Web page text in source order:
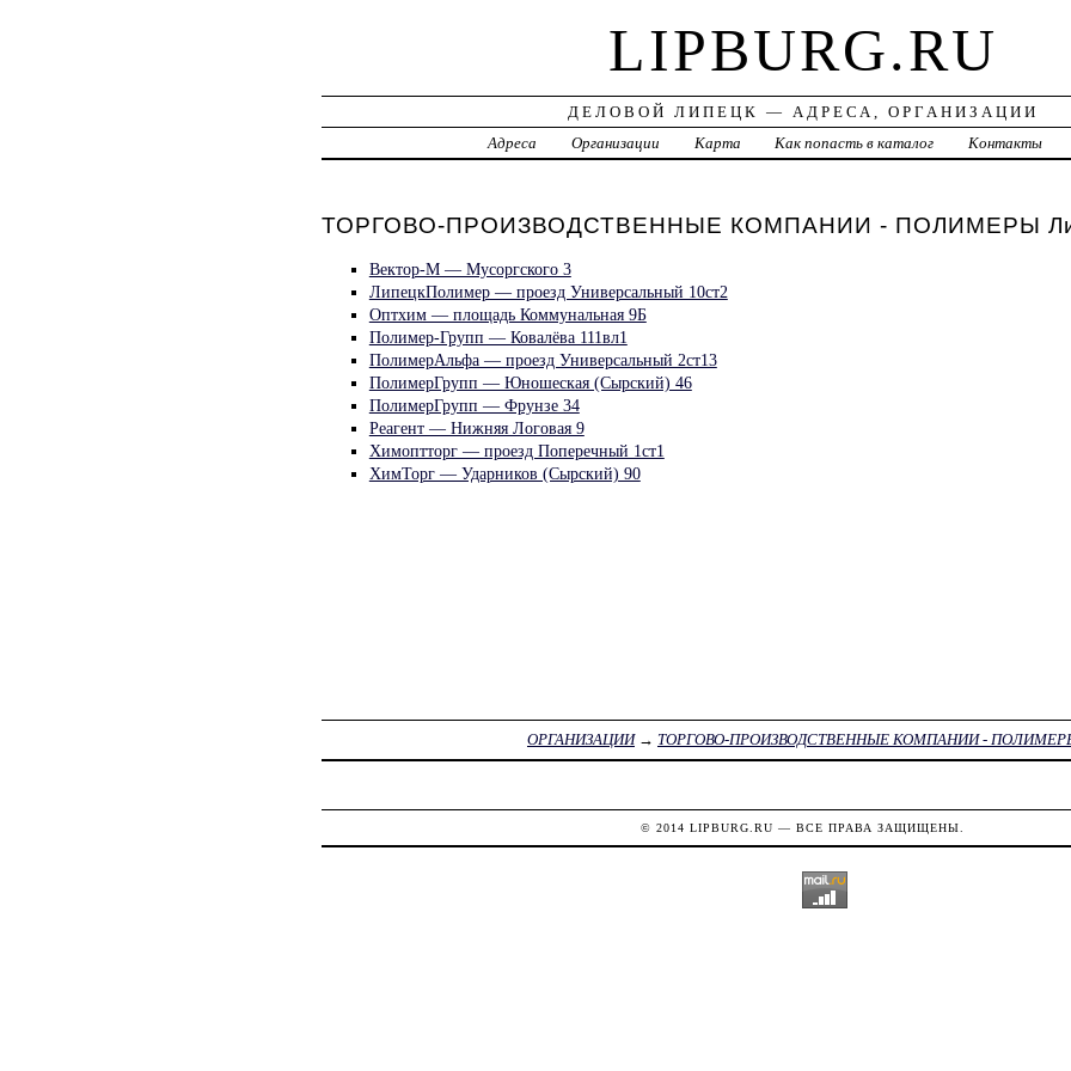
LIPBURG.RU
ДЕЛОВОЙ ЛИПЕЦК — АДРЕСА, ОРГАНИЗАЦИИ
Адреса
Организации Карта Как попасть в каталог Контакты
ТОРГОВО-ПРОИЗВОДСТВЕННЫЕ КОМПАНИИ - ПОЛИМЕРЫ
Вектор-М — Мусоргского 3
ЛипецкПолимер — проезд Универсальный 10ст2
Оптхим — площадь Коммунальная 9Б
Полимер-Групп — Ковалёва 111вл1
ПолимерАльфа — проезд Универсальный 2ст13
ПолимерГрупп — Юношеская (Сырский) 46
ПолимерГрупп — Фрунзе 34
Реагент — Нижняя Логовая 9
Химоптторг — проезд Поперечный 1ст1
ХимТорг — Ударников (Сырский) 90
ОРГАНИЗАЦИИ→ ТОРГОВО-ПРОИЗВОДСТВЕННЫЕ КОМПАНИИ -
© 2014LIPBURG.RU — ВСЕ ПРАВА ЗАЩИЩЕНЫ.